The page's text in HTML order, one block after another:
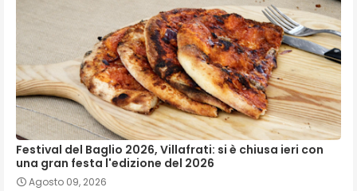
Festival del Baglio 2026, Villafrati: si è chiusa ieri con
una gran festa l'edizione del 2026
Agosto 09, 2026